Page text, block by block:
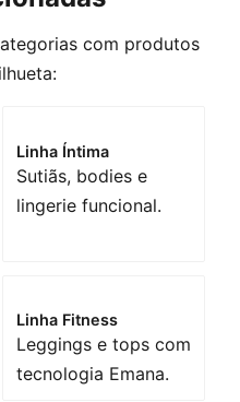
com produtos
Linha Íntima
Sutiãs, bodies e
lingerie funcional.
Linha Fitness
Leggings e tops com
tecnologia Emana.